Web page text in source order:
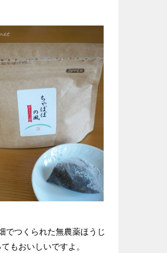
でつくられた無農薬ほうじ
もおいしいですよ。